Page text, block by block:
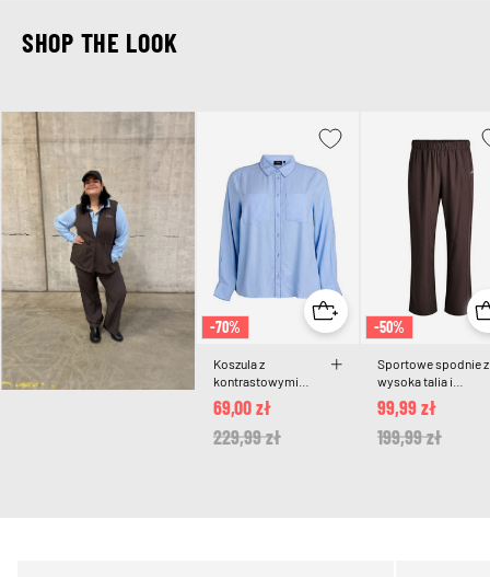
SHOP THE LOOK
-70%
Koszula z
kontrastowymi
szwami i
kieszeniami na
piersiach
Price reduced from
229,99 zł
69,00 zł
-50%
Sportowe spodnie z
wysoka talia i
prostymi
nogawkami
Price reduced
199,99 złto
99,99 zł